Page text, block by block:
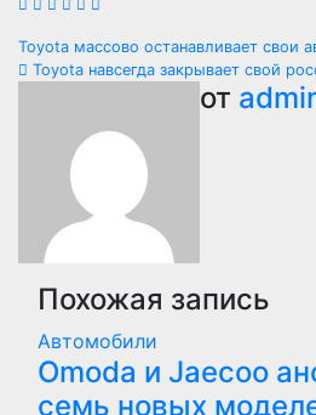
Навигация
записям
Toyota массово останавливает свои
Toyota навсегда закрывает свой
от
Похожая запись
Автомобили
Оmoda и Jaecoo
семь новых